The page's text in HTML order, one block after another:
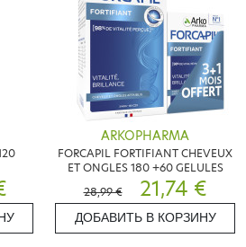
ARKOPHARMA
FORCAPIL FORTIFIANT CHEVEUX
ET ONGLES 180 +60 GELULES
28,99 €
21,74 €
ДОБАВИТЬ В КОРЗИНУ